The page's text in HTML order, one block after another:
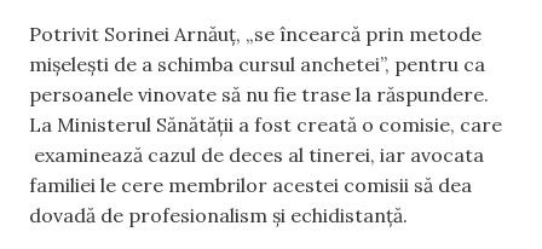
Potrivit Sorinei Arnăuț, „se încearcă prin metode
mișelești de a schimba cursul anchetei”, pentru ca
persoanele vinovate să nu fie trase la răspundere.
La Ministerul Sănătății a fost creată o comisie, care
examinează cazul de deces al tinerei, iar avocata
familiei le cere membrilor acestei comisii să dea
dovadă de profesionalism și echidistanță.